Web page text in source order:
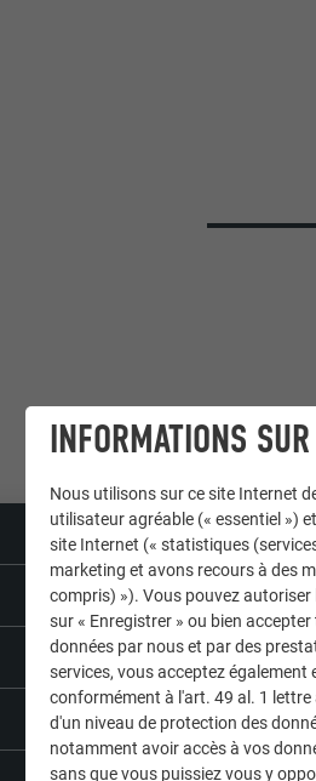
Bardeau de toiture
02 P.10 anthracite
INFORMATIONS
Nous utilisons sur ce site Internet
utilisateur agréable (« essentiel »)
site Internet (« statistiques
marketing et avons recours à des
compris) »). Vous pouvez
sur « Enregistrer » ou bien
données par nous et par des
services, vous acceptez
conformément à l'art. 49 al. 1 lettre
d'un niveau de protection des
notamment avoir accès à vos
sans que vous puissiez vous y